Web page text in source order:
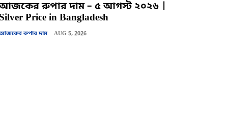
রুপার দাম – ৫ আগস্ট ২০২৬ |
Price in Bangladesh
রুপার দাম AUG 5, 2026